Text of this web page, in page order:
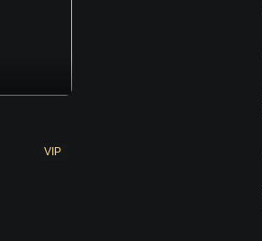
VIP